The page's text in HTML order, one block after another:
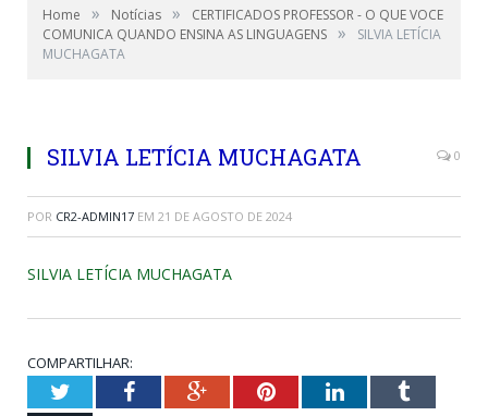
Home » Notícias »
CERTIFICADOS PROFESSOR - O QUE VOCE
COMUNICA QUANDO ENSINA AS LINGUAGENS »
SILVIA LETÍCIA
MUCHAGATA
SILVIA LETÍCIA MUCHAGATA 0
POR CR2-ADMIN17 EM 21 DE AGOSTO DE 2024
SILVIA LETÍCIA MUCHAGATA
COMPARTILHAR:
TwitterFacebookGoogle+PinterestLinkedInTumblr